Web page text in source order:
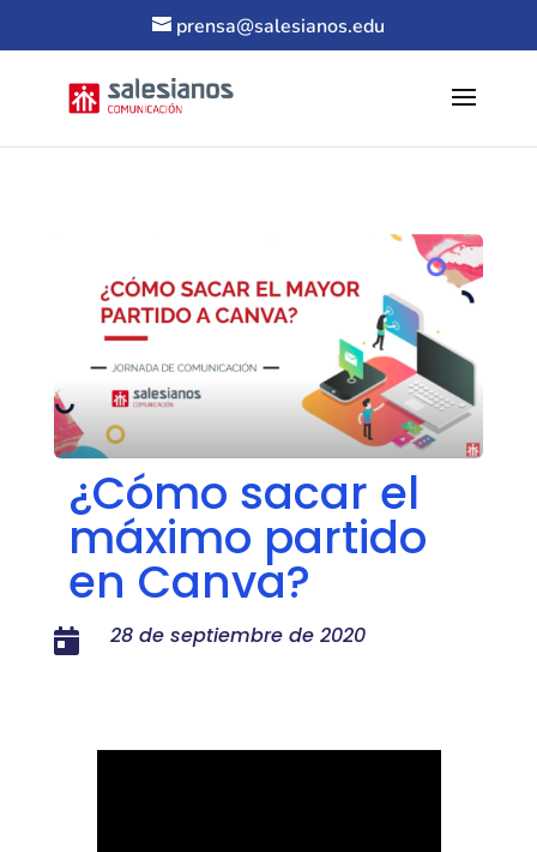
prensa@salesianos.edu
¿Cómo sacar el
máximo partido
en Canva?
 28 de septiembre de 2020